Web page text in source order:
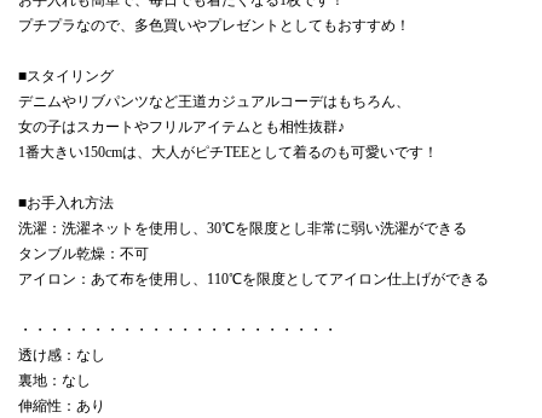
プチプラなので、多色買いやプレゼントとしてもおすすめ！
■スタイリング
デニムやリブパンツなど王道カジュアルコーデはもちろん、
女の子はスカートやフリルアイテムとも相性抜群♪
1番大きい150cmは、大人がピチTEEとして着るのも可愛いです！
■お手入れ方法
洗濯：洗濯ネットを使用し、30℃を限度とし非常に弱い洗濯ができる
タンブル乾燥：不可
アイロン：あて布を使用し、110℃を限度としてアイロン仕上げができる
・・・・・・・・・・・・・・・・・・・・・・
透け感：なし
裏地：なし
伸縮性：あり